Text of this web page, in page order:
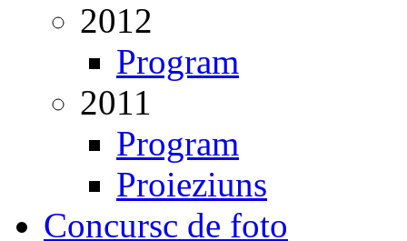
2012
Program
2011
Program
Proieziuns
Concursc de foto